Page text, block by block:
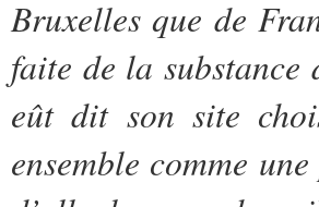
Bruxelles que de
faite de la substance
eût dit son site
ensemble comme